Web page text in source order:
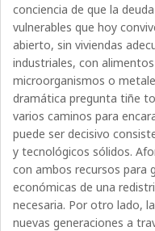
conciencia de que la
vulnerables que hoy
abierto, sin viviendas
industriales, con
microorganismos o
dramática pregunta tiñe
varios caminos para
puede ser decisivo
y tecnológicos sólidos.
con ambos recursos para
económicas de una
necesaria. Por otro lado,
nuevas generaciones a